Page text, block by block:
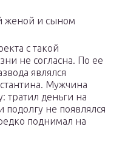
женой и сыном
с такой
не согласна. По ее
являлся
Мужчина
деньги на
не появлялся
поднимал на